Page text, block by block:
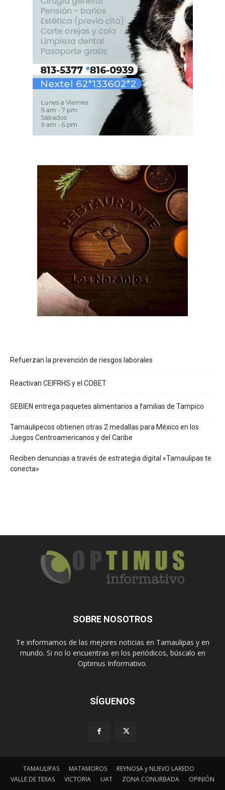
Refuerzan la prevención de riesgos laborales
Reactivan CEIFRHS y el COBET
SEBIEN entrega paquetes alimentarios a familias de Tampico
Tamaulipecos obtienen otras 2 medallas para México en los
Juegos Centroamericanos y del Caribe
Reciben denuncias a través de estrategia digital «Tamaulipas te
conecta»
SOBRE NOSOTROS
Te informamos de las mejores noticias en Tamaulipas y en
mundo. Si no lo encuentras en los periódicos, búscalo en
Optimus Informativo.
SÍGUENOS
TAMAULIPAS MATAMOROS
REYNOSA y NUEVO LAREDO
VALLE DE TEXAS
VICTORIA UAT ZONA CONURBADA OPINIÓN